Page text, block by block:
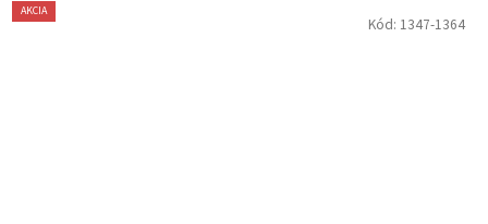
AKCIA
Kód: 1347-1364